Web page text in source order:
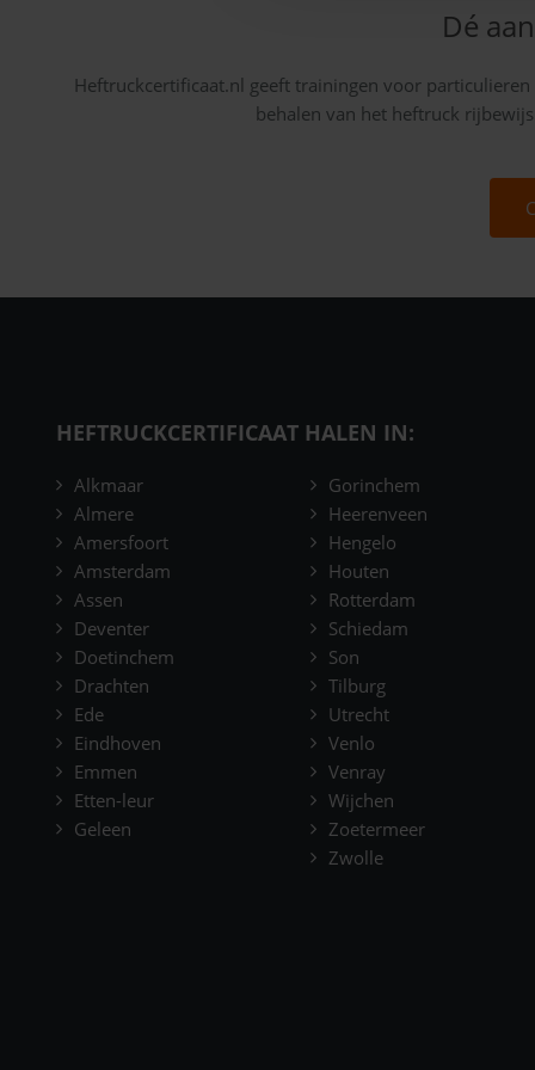
Dé
Heftruckcertificaat.nl geeft trainingen voor
behalen van het heftruck
HEFTRUCKCERTIFICAAT HALEN IN:
Alkmaar
Almere
Amersfoort
Amsterdam
Assen
Deventer
Doetinchem
Drachten
Ede
Eindhoven
Emmen
Etten-leur
Geleen
Gorinchem
Heerenveen
Hengelo
Houten
Rotterdam
Schiedam
Son
Tilburg
Utrecht
Venlo
Venray
Wijchen
Zoetermeer
Zwolle